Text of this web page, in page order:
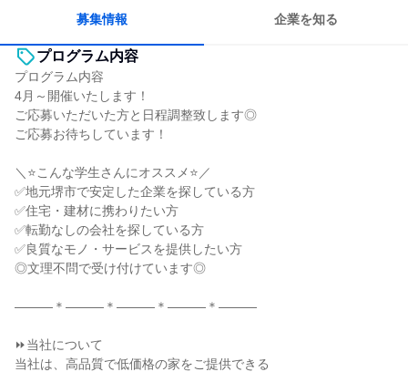
募集情報 企業を知る
プログラム内容
プログラム内容
4月～開催いたします！
ご応募いただいた方と日程調整致します◎
ご応募お待ちしています！
＼⭐こんな学生さんにオススメ⭐／
✅地元堺市で安定した企業を探している方
✅住宅・建材に携わりたい方
✅転勤なしの会社を探している方
✅良質なモノ・サービスを提供したい方
◎文理不問で受け付けています◎
―――＊―――＊―――＊―――＊―――
⏩当社について
当社は、高品質で低価格の家をご提供できる